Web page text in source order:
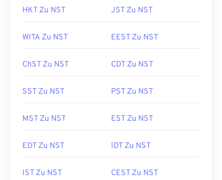
HKT Zu NST JST Zu NST
WITA Zu NST EEST Zu NST
ChST Zu NST CDT Zu NST
SST Zu NST PST Zu NST
MST Zu NST EST Zu NST
EDT Zu NST IDT Zu NST
IST Zu NST CEST Zu NST